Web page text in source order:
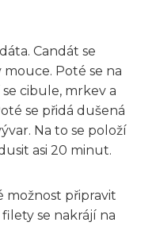
Candát se
Poté se na
cibule, mrkev a
se přidá dušená
Na to se položí
asi 20 minut.
možnost připravit
se nakrájí na